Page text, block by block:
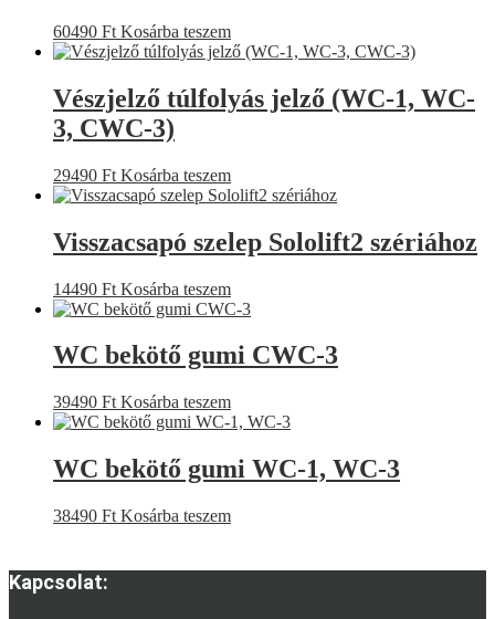
60490 Ft Kosárba teszem
Vészjelző túlfolyás jelző (WC-1, WC-
3, CWC-3)
29490 Ft Kosárba teszem
Visszacsapó szelep Sololift2 szériához
14490 Ft Kosárba teszem
WC bekötő gumi CWC-3
39490 Ft Kosárba teszem
WC bekötő gumi WC-1, WC-3
38490 Ft Kosárba teszem
Kapcsolat: